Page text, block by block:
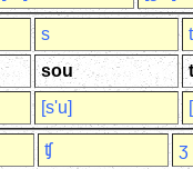
s t
sou
[s'u]
ʧ ʒ